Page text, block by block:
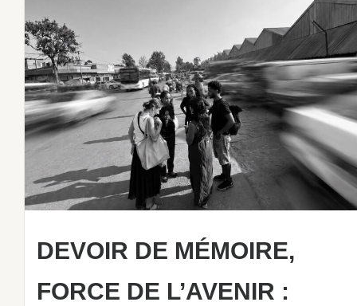
DEVOIR DE MÉMOIRE,
FORCE DE L’AVENIR :